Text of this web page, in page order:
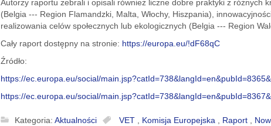
Autorzy raportu zebrali i opisali również liczne dobre praktyki z różnych
(Belgia --- Region Flamandzki, Malta, Włochy, Hiszpania),
realizowania celów społecznych lub ekologicznych (Belgia --- Region
Cały raport dostępny na stronie: https://europa.eu/!dF68qC
Źródło:
https://ec.europa.eu/social/
https://ec.europa.eu/social/
Kategoria: Aktualności VET Komisja Europejska Raport